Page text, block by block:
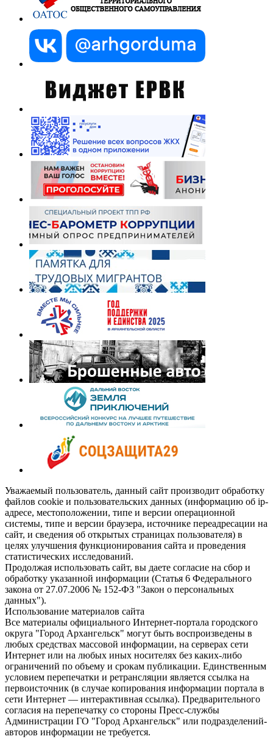
Уважаемый пользователь, данный сайт производит обработку
файлов cookie и пользовательских данных (информацию об ip-
адресе, местоположении, типе и версии операционной
системы, типе и версии браузера, источнике переадресации на
сайт, и сведения об открытых страницах пользователя) в
целях улучшения функционирования сайта и проведения
статистических исследований.
Продолжая использовать сайт, вы даете согласие на сбор и
обработку указанной информации (Статья 6 Федерального
закона от 27.07.2006 № 152-ФЗ "Закон о персональных
данных").
Использование материалов сайта
Все материалы официального Интернет-портала городского
округа "Город Архангельск" могут быть воспроизведены в
любых средствах массовой информации, на серверах сети
Интернет или на любых иных носителях без каких-либо
ограничений по объему и срокам публикации. Единственным
условием перепечатки и ретрансляции является ссылка на
первоисточник (в случае копирования информации портала в
сети Интернет — интерактивная ссылка). Предварительного
согласия на перепечатку со стороны Пресс-службы
Администрации ГО "Город Архангельск" или подразделений-
авторов информации не требуется.